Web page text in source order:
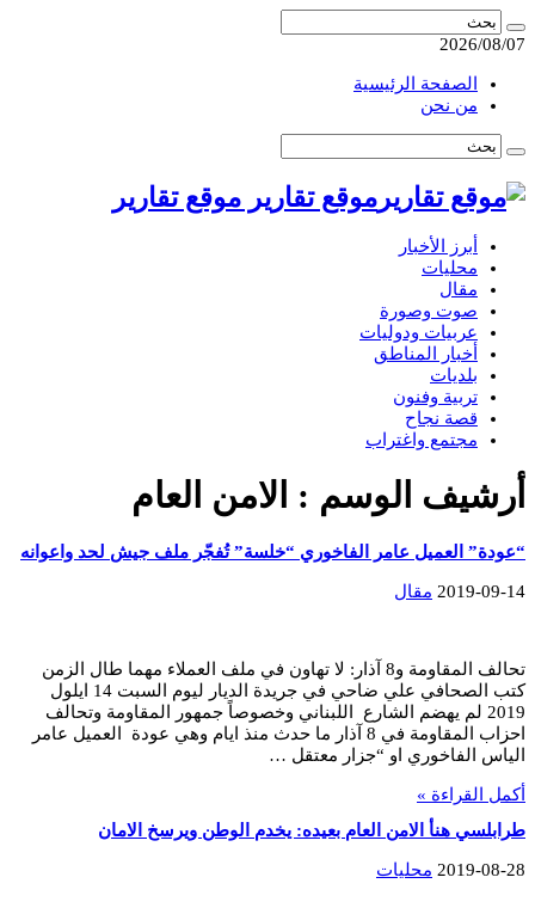
2026/08/07
الصفحة الرئيسية
من نحن
موقع تقارير موقع تقارير
أبرز الأخبار
محليات
مقال
صوت وصورة
عربيات ودوليات
أخبار المناطق
بلديات
تربية وفنون
قصة نجاح
مجتمع واغتراب
أرشيف الوسم : الامن العام
“عودة” العميل عامر الفاخوري “خلسة” تُفجّر ملف جيش لحد واعوانه
2019-09-14 مقال
تحالف المقاومة و8 آذار: لا تهاون في ملف العملاء مهما طال الزمن
كتب الصحافي علي ضاحي في جريدة الديار ليوم السبت 14 ايلول
2019 لم يهضم الشارع اللبناني وخصوصاً جمهور المقاومة وتحالف
احزاب المقاومة في 8 آذار ما حدث منذ ايام وهي عودة العميل عامر
الياس الفاخوري او “جزار معتقل …
أكمل القراءة »
طرابلسي هنأ الامن العام بعيده: يخدم الوطن ويرسخ الامان
2019-08-28 محليات